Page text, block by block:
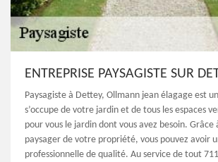
ENTREPRISE PAYSAGISTE SUR
Paysagiste à Dettey, Ollmann jean élagage est
s’occupe de votre jardin et de tous les espaces
pour vous le jardin dont vous avez besoin. Grâce
paysager de votre propriété, vous pouvez avoir
professionnelle de qualité. Au service de tout